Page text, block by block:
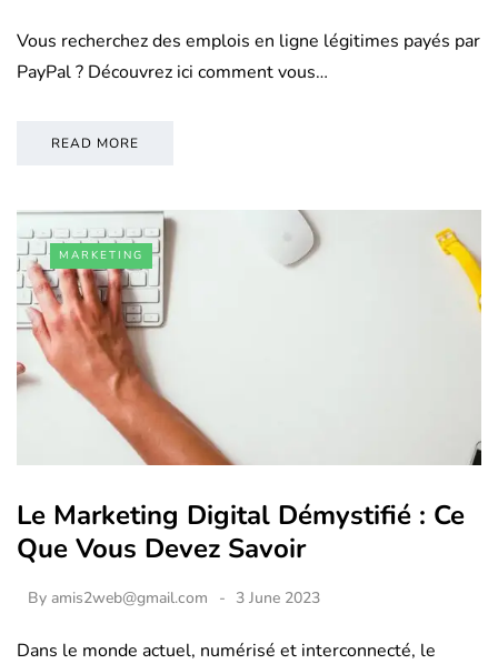
Vous recherchez des emplois en ligne légitimes payés par
PayPal ? Découvrez ici comment vous…
READ MORE
MARKETING
Le Marketing Digital Démystifié : Ce
Que Vous Devez Savoir
By amis2web@gmail.com 3 June 2023
Dans le monde actuel, numérisé et interconnecté, le